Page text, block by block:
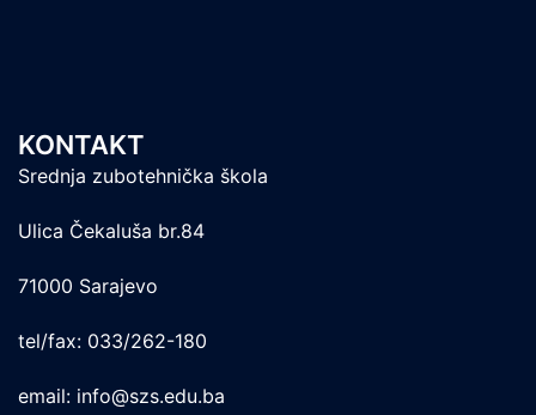
KONTAKT
Srednja zubotehnička škola
Ulica Čekaluša br.84
71000 Sarajevo
tel/fax: 033/262-180
email: info@szs.edu.ba